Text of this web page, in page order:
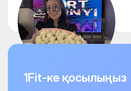
Что за Шварц негер
1Fit-ке қосылыңыз